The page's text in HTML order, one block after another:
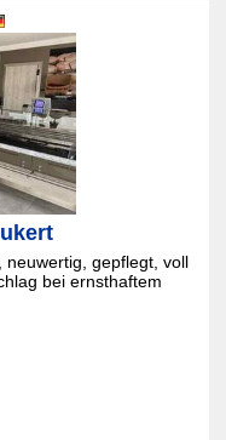
neuwertig, gepflegt, voll
bei ernsthaftem